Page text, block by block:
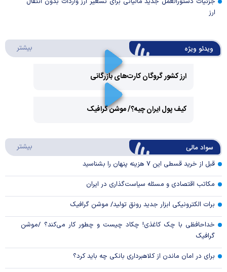
ارز
ویدئو ویژه بیشتر
ارز کشور گروگان کارت‌های بازرگانی
Video
کیف پول ایران چیه؟/ موشن گرافیک
سواد مالی بیشتر
قبل از خرید قسطی این ۷ هزینه پنهان را بشناسید
مکاتب اقتصادی و مسئله سیاست‌گذاری در ایران
برات الکترونیکی ابزار جدید رونق تولید/ موشن گرافیک
خداحافظی با چک کاغذی! چکاد چیست و چطور کار می‌کند؟ /موشن
گرافیک
برای در امان ماندن از کلاهبرداری بانکی چه باید کرد؟